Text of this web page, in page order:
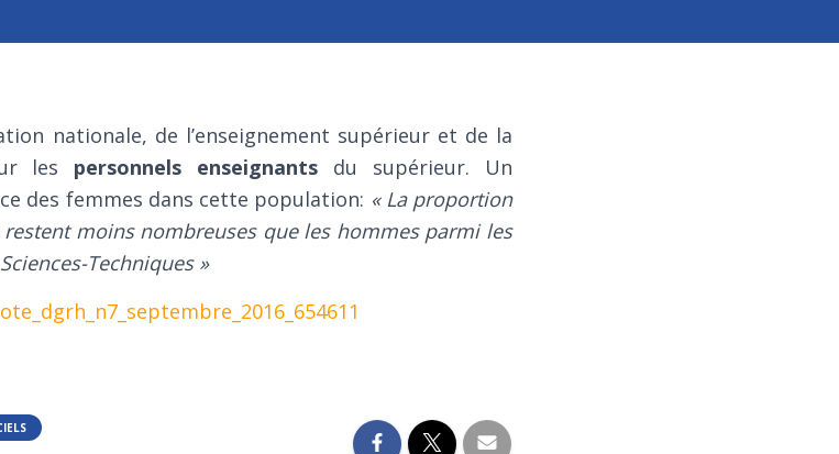
nationale, de l’enseignement supérieur et de la
les personnels enseignants du supérieur. Un
des femmes dans cette population: « La proportion
moins nombreuses que les hommes parmi les
Techniques »